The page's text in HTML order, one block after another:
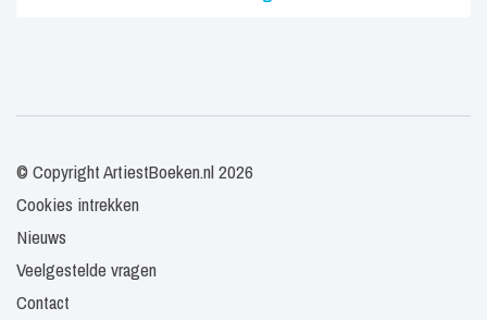
© Copyright ArtiestBoeken.nl 2026
Cookies intrekken
Nieuws
Veelgestelde vragen
Contact